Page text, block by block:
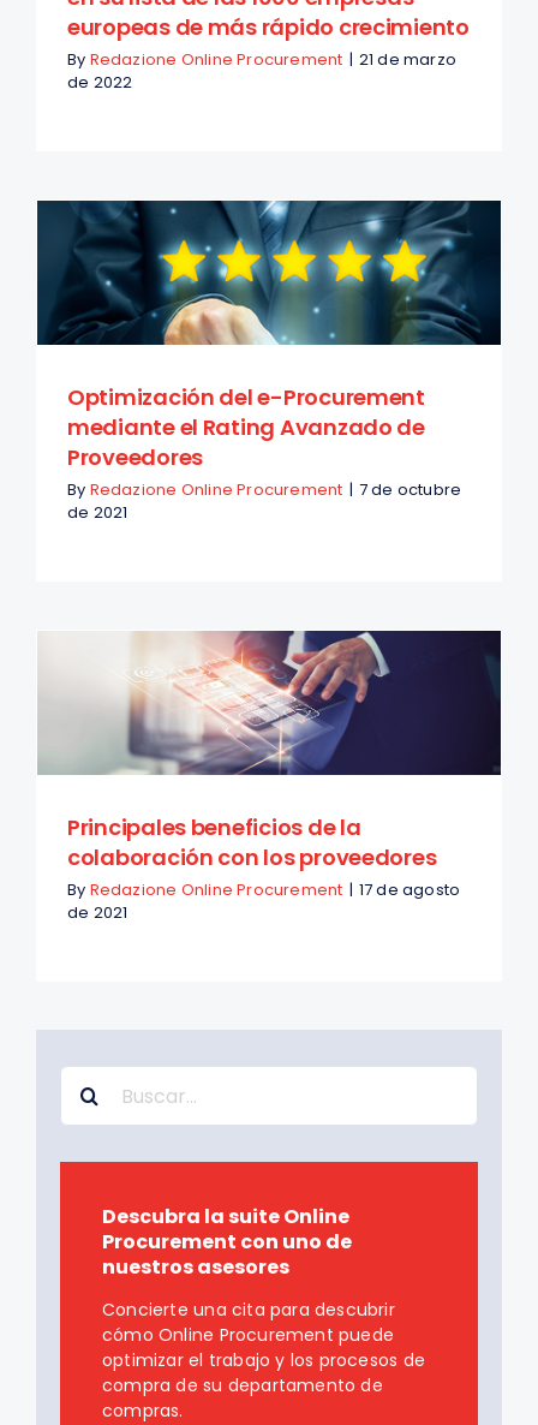
europeas de más rápido crecimiento
By Redazione Online Procurement | 21 de marzo
de 2022
Optimización del e-Procurement
mediante el Rating Avanzado de
Proveedores
By Redazione Online Procurement | 7 de octubre
de 2021
Principales beneficios de la
colaboración con los proveedores
By Redazione Online Procurement | 17 de agosto
de 2021
Search
for:
Descubra la suite Online
Procurement con uno de
nuestros asesores
Concierte una cita para descubrir
cómo Online Procurement puede
optimizar el trabajo y los procesos de
compra de su departamento de
compras.